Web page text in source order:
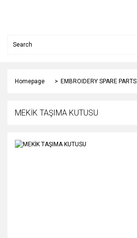
Homepage EMBROIDERY SPARE PARTS
MEKİK TAŞIMA KUTUSU